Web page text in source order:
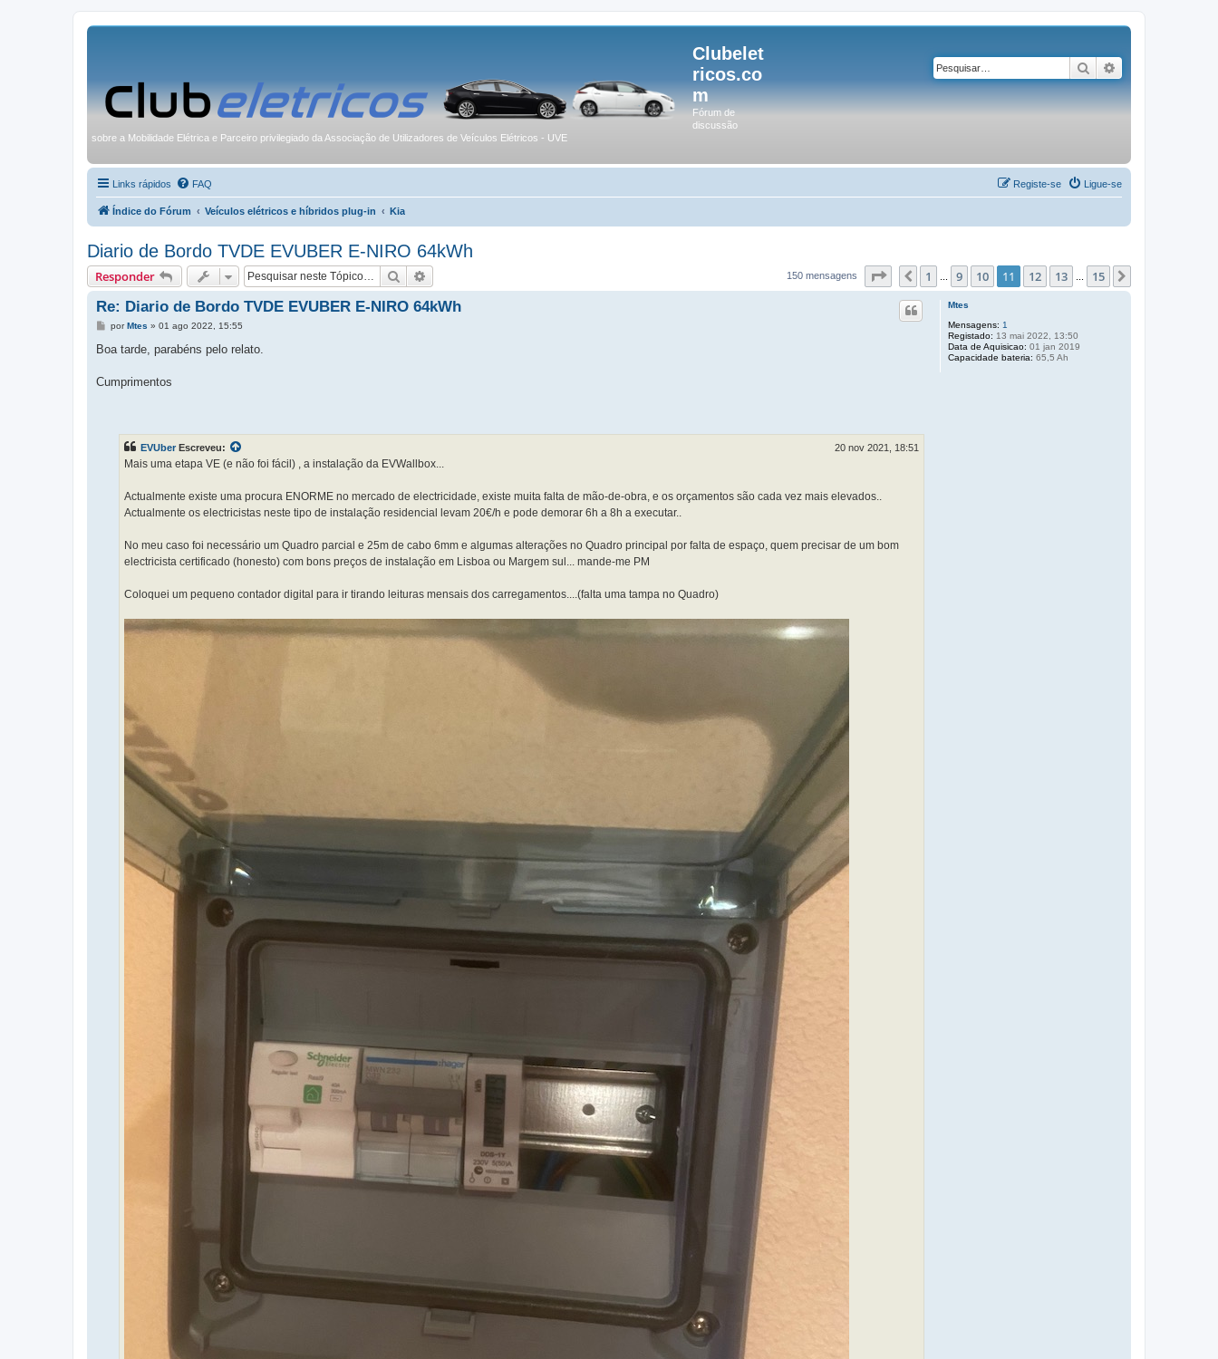
Clubelet
ricos.co
m
Fórum de
discussão
sobre a Mobilidade Elétrica e Parceiro privilegiado da Associação de Utilizadores de Veículos Elétricos - UVE
Pesquisar
Links rápidos FAQ Ligue-se
Registe-se
Índice do Fórum Veículos elétricos e híbridos plug-in Kia
Diario de Bordo TVDE EVUBER E-NIRO 64kWh
Responder Pesquisar 150 mensagens Página11 de15
Anterior
1 9 10 11 12 13 15
Mtes
Mensagens: 1
Registado: 13 mai 2022, 13:50
Data de Aquisicao: 01 jan 2019
Capacidade bateria: 65,5 Ah
Re: Diario de Bordo TVDE EVUBER E-NIRO 64kWh
M
n
g
porMtes » 01 ago 2022, 15:55
Boa tarde, parabéns pelo relato.
Cumprimentos
EVUber Escreveu: 20 nov 2021, 18:51
Mais uma etapa VE (e não foi fácil) , a instalação da EVWallbox...
Actualmente existe uma procura ENORME no mercado de electricidade, existe muita falta de mão-de-obra, e os orçamentos são cada vez mais elevados..
Actualmente os electricistas neste tipo de instalação residencial levam 20€/h e pode demorar 6h a 8h a executar..
No meu caso foi necessário um Quadro parcial e 25m de cabo 6mm e algumas alterações no Quadro principal por falta de espaço, quem precisar de um bom
electricista certificado (honesto) com bons preços de instalação em Lisboa ou Margem sul... mande-me PM
Coloquei um pequeno contador digital para ir tirando leituras mensais dos carregamentos....(falta uma tampa no Quadro)